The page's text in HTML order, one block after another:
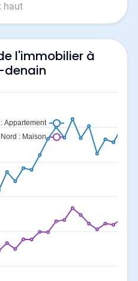
haut
l'immobilier à